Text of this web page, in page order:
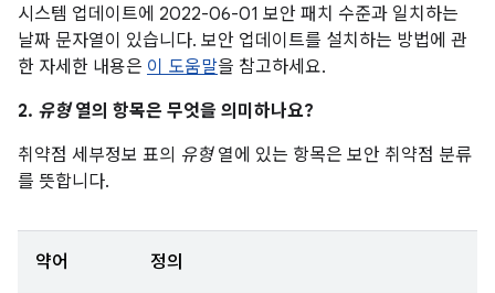
시스템 업데이트에 2022-06-01 보안 패치 수준과 일치하는
날짜 문자열이 있습니다. 보안 업데이트를 설치하는 방법에 관
한 자세한 내용은 이 도움말을 참고하세요.
2. 유형열의 항목은 무엇을 의미하나요?
취약점 세부정보 표의 유형열에 있는 항목은 보안 취약점 분류
를 뜻합니다.
약어 정의